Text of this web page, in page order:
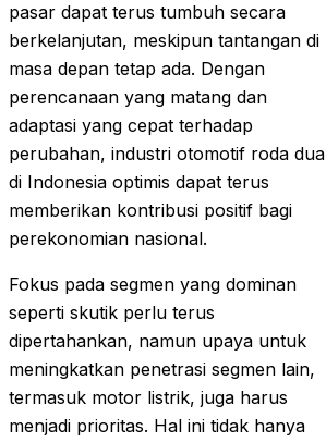
pasar dapat terus tumbuh secara
berkelanjutan, meskipun tantangan di
masa depan tetap ada. Dengan
perencanaan yang matang dan
adaptasi yang cepat terhadap
perubahan, industri otomotif roda dua
di Indonesia optimis dapat terus
memberikan kontribusi positif bagi
perekonomian nasional.
Fokus pada segmen yang dominan
seperti skutik perlu terus
dipertahankan, namun upaya untuk
meningkatkan penetrasi segmen lain,
termasuk motor listrik, juga harus
menjadi prioritas. Hal ini tidak hanya